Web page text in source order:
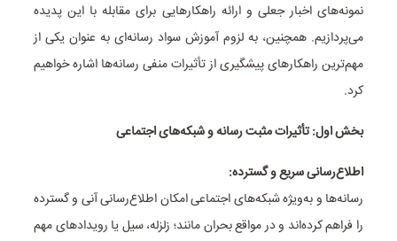
نمونه‌های اخبار جعلی و ارائه راهکارهایی برای مقابله با این پدیده
می‌پردازیم. همچنین، به لزوم آموزش سواد رسانه‌ای به عنوان یکی از
مهم‌ترین راهکارهای پیشگیری از تأثیرات منفی رسانه‌ها اشاره خواهیم
کرد.
بخش اول: تأثیرات مثبت رسانه و شبکه‌های اجتماعی
اطلاع‌رسانی سریع و گسترده:
رسانه‌ها و به‌ویژه شبکه‌های اجتماعی امکان اطلاع‌رسانی آنی و گسترده
را فراهم کرده‌اند و در مواقع بحران مانند؛ زلزله، سیل یا رویدادهای مهم